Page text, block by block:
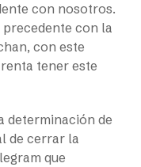
con nosotros.
precedente con la
con este
tener este
determinación de
de cerrar la
que